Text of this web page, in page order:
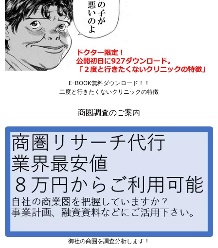
E-BOOK無料ダウンロード！！
二度と行きたくないクリニックの特徴
商圏調査のご案内
御社の商圏を調査分析します！